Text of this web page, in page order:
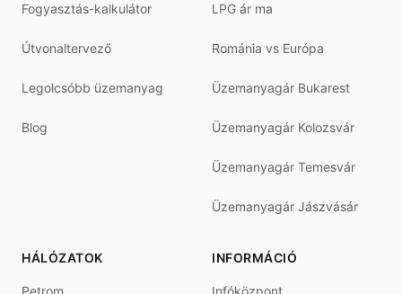
Fogyasztás-kalkulátor
Útvonaltervező
Legolcsóbb üzemanyag
Blog
LPG ár ma
Románia vs Európa
Üzemanyagár Bukarest
Üzemanyagár Kolozsvár
Üzemanyagár Temesvár
Üzemanyagár Jászvásár
HÁLÓZATOK
Petrom
INFORMÁCIÓ
Infóközpont